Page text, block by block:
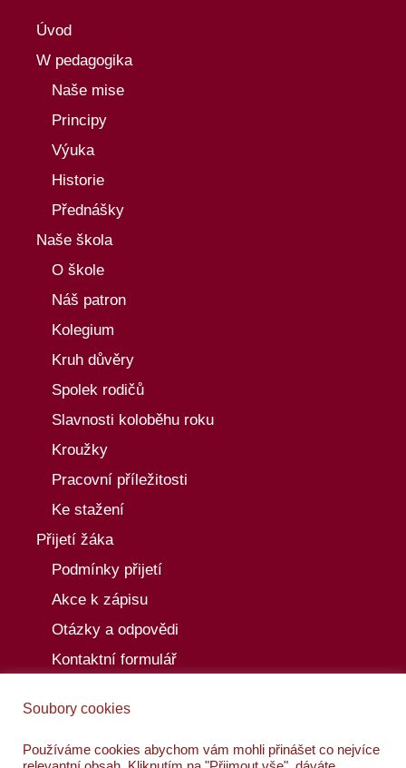
Úvod
W pedagogika
Naše mise
Principy
Výuka
Historie
Přednášky
Naše škola
O škole
Náš patron
Kolegium
Kruh důvěry
Spolek rodičů
Slavnosti koloběhu roku
Kroužky
Pracovní příležitosti
Ke stažení
Přijetí žáka
Podmínky přijetí
Akce k zápisu
Otázky a odpovědi
Kontaktní formulář
Akce
Kalendář akcí
Soubory cookies
Používáme cookies abychom vám mohli přinášet co nejvíce